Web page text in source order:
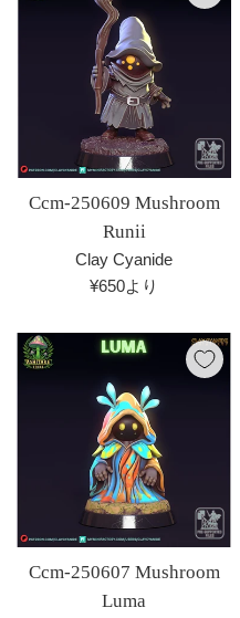
Ccm-250609 Mushroom
Runii
Clay Cyanide
¥650より
Ccm-250607 Mushroom
Luma